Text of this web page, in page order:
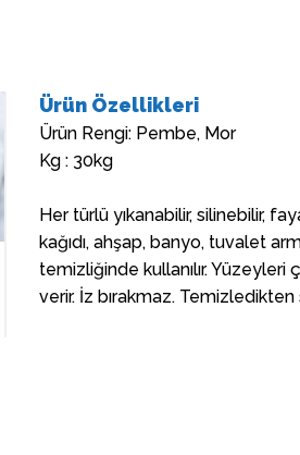
Ürün Özellikleri
Ürün Rengi: Pembe, Mor
Kg : 30kg
Her türlü yıkanabilir, silinebilir,
kağıdı, ahşap, banyo, tuvalet
temizliğinde kullanılır.
verir. İz bırakmaz. Temizledikten